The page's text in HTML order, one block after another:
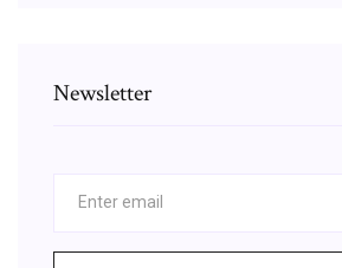
Newsletter